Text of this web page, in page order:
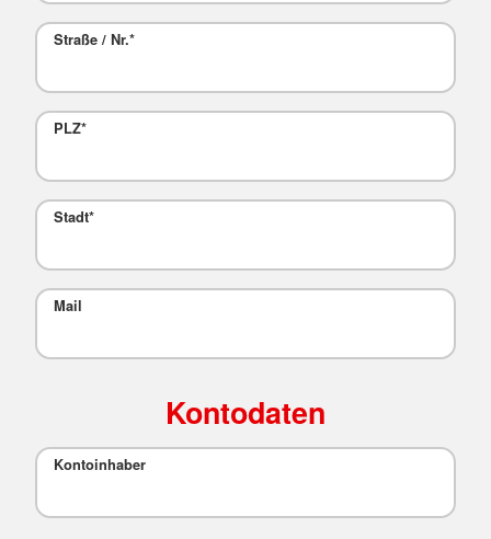
Straße / Nr.*
PLZ*
Stadt*
Mail
Kontodaten
Kontoinhaber